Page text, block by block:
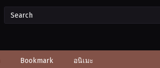
Bookmark อนิเมะ